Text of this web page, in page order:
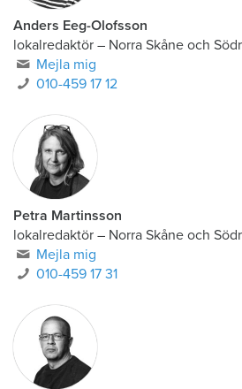
Anders Eeg-Olofsson
lokalredaktör – Norra Skåne och
Mejla mig
010-459 17 12
Petra Martinsson
lokalredaktör – Norra Skåne och
Mejla mig
010-459 17 31